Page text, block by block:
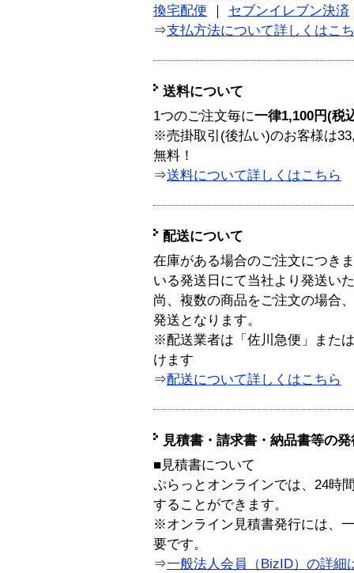
換宅配便
セブンイレブン決済
⇒支払方法について詳しくはこ
送料について
1つのご注文毎に一律1,100円(税
※売掛取引(後払い)のお客様は
無料！
⇒送料について詳しくはこちら
配送について
在庫がある場合のご注文につき
いる発送日にて当社より発送い
尚、複数の商品をご注文の場合
発送となります。
※配送業者は「佐川急便」また
けます
⇒配送について詳しくはこちら
見積書・請求書・納品書等の
■見積書について
ぷらっとオンラインでは、24時
することができます。
※オンライン見積書発行には、
要です。
⇒一般法人会員（BizID）の詳細